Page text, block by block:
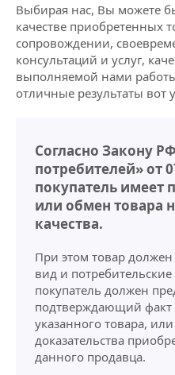
Выбирая нас, Вы можете
качестве приобретенных
сопровождении,
консультаций и услуг,
выполняемой нами
отличные результаты вот
Согласно Закону
потребителей» от
покупатель имеет
или обмен товара
качества.
При этом товар
вид и потребительские
покупатель должен
подтверждающий факт
указанного товара,
доказательства
данного продавца.